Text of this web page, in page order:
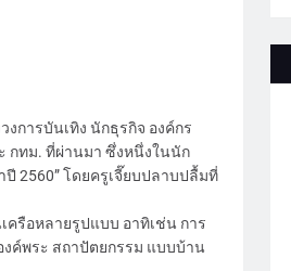
งการบันเทิง นักธุรกิจ องค์กร
กทม. ที่ผ่านมา ซึ่งหนึ่งในนัก
2560” โดยครูเจี๊ยบปลาบปลื้มที่
ครือหลายรูปแบบ อาทิเช่น การ
ค์พระ สถาปัตยกรรม แบบบ้าน